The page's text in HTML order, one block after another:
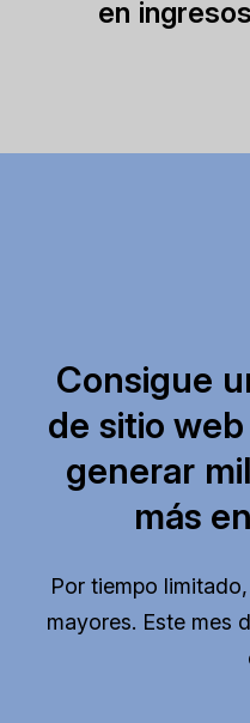
en
Consigue
de sitio web
generar
más
Por tiempo
mayores. Este mes